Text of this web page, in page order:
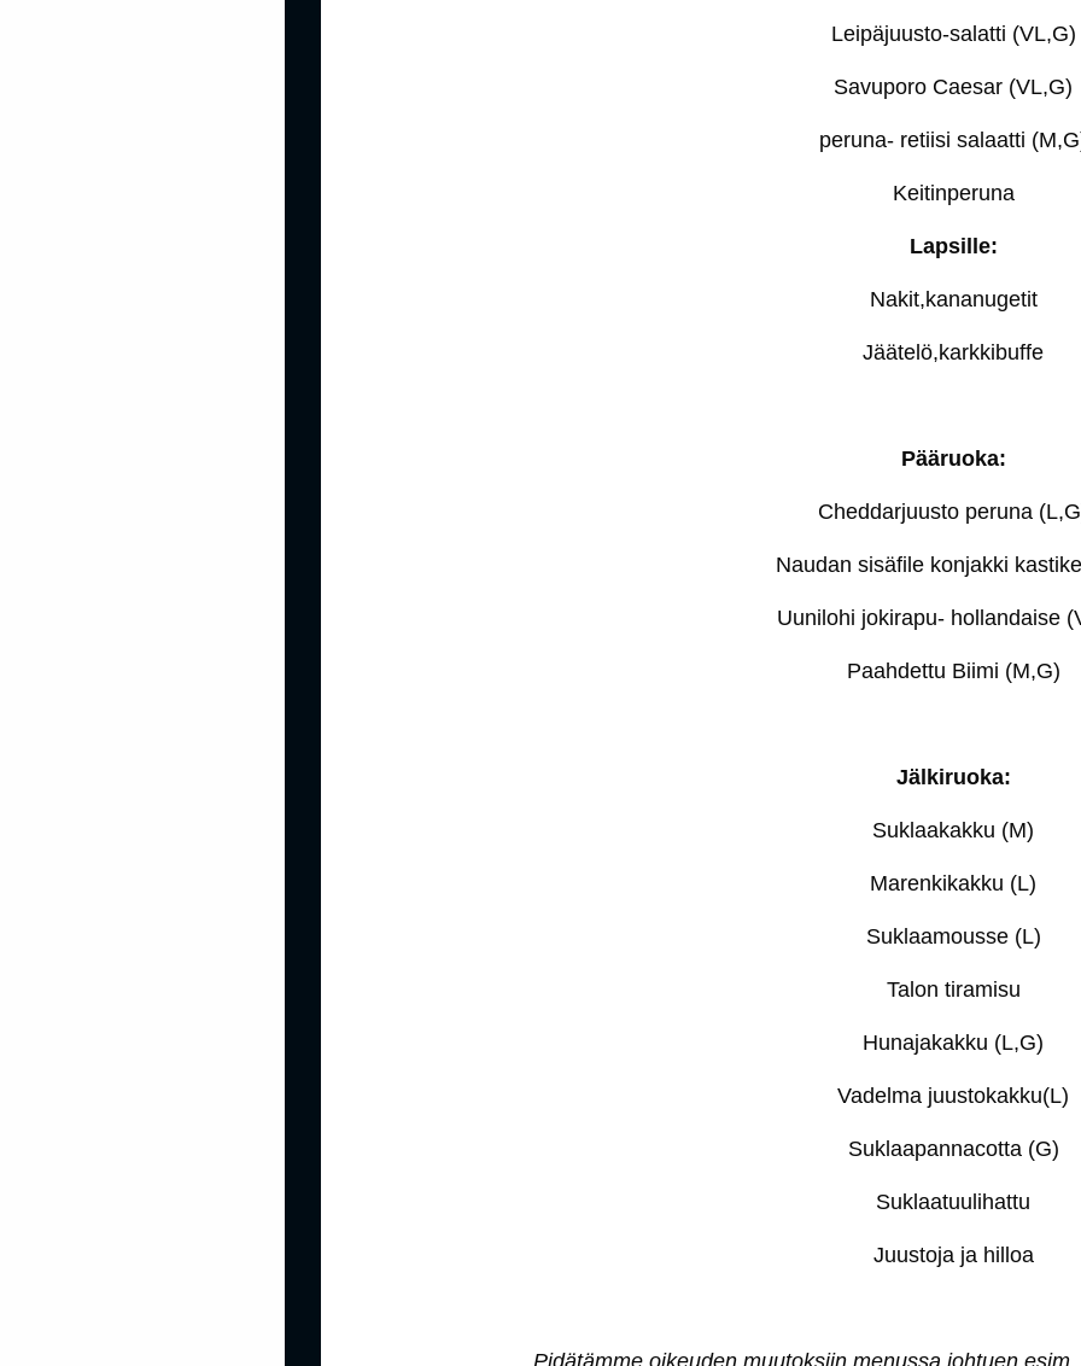
Leipäjuusto-salatti (VL,G)
Savuporo Caesar (VL,G)
peruna- retiisi salaatti
Keitinperuna
Lapsille:
Nakit,kananugetit
Jäätelö,karkkibuffe
Pääruoka:
Cheddarjuusto peruna
Naudan sisäfile konjakki
Uunilohi jokirapu- hollandaise
Paahdettu Biimi (M,G)
Jälkiruoka:
Suklaakakku (M)
Marenkikakku (L)
Suklaamousse (L)
Talon tiramisu
Hunajakakku (L,G)
Vadelma juustokakku(L)
Suklaapannacotta (G)
Suklaatuulihattu
Juustoja ja hilloa
Pidätämme oikeuden muutoksiin menussa johtuen